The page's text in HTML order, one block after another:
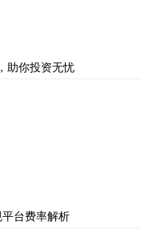
助你投资无忧
台费率解析